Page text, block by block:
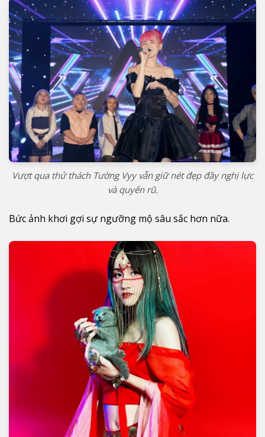
Vượt qua thử thách Tường Vyy vẫn giữ nét đẹp đầy nghị lực
và quyến rũ.
Bức ảnh khơi gợi sự ngưỡng mộ sâu sắc hơn nữa.